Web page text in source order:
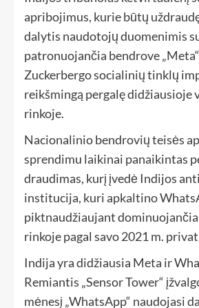
apribojimus, kurie būtų
dalytis naudotojų duomenimis
patronuojančia bendrove
Zuckerbergo socialinių tinklų
reikšmingą pergalę didžiausioje
rinkoje.
Nacionalinio bendrovių teisės
sprendimu laikinai panaikintas
draudimas, kurį įvedė Indijos
institucija, kuri apkaltino
piktnaudžiaujant
rinkoje pagal savo 2021 m.
Indija yra didžiausia Meta ir
Remiantis „Sensor Tower“
mėnesį „WhatsApp“ naudojasi